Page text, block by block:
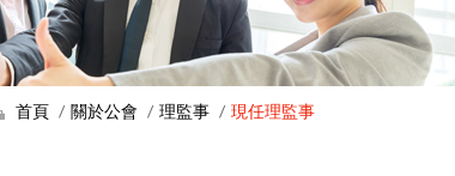
首頁 關於公會 理監事 現任理監事